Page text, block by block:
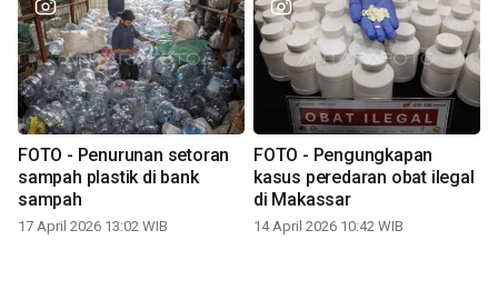
FOTO - Penurunan setoran
sampah plastik di bank
sampah
17 April 2026 13:02 WIB
FOTO - Pengungkapan
kasus peredaran obat ilegal
di Makassar
14 April 2026 10:42 WIB